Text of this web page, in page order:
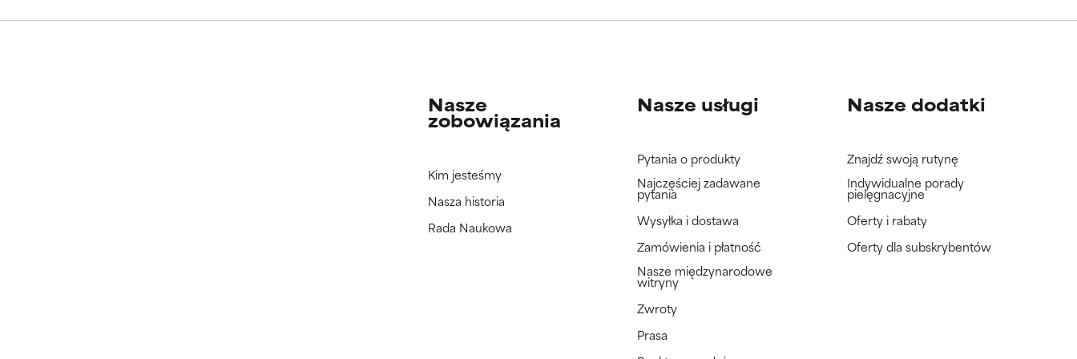
Nie oceniliśmy jeszcze tego składnika, ponieważ nie mieliśmy okazji przeanalizować badań na
Nie oceniliśmy jeszcze tego składnika, ponieważ nie mieliśmy okazji przeanalizować badań na
Nasze
zobowiązania
Kim jesteśmy
Nasza historia
Rada Naukowa
Nasze usługi
Pytania o produkty
Najczęściej zadawane
pytania
Wysyłka i dostawa
Zamówienia i płatność
Nasze międzynarodowe
witryny
Zwroty
Prasa
Nasze dodatki
Znajdź swoją rutynę
Indywidualne porady
pielęgnacyjne
Oferty i rabaty
Oferty dla subskrybentów